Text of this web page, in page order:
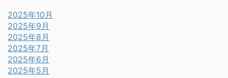
2025年10月
2025年9月
2025年8月
2025年7月
2025年6月
2025年5月